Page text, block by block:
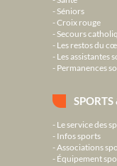
Séniors
Croix rouge
Secours
Les restos du
Les assistantes
Permanences
Le service des
Infos sports
Associations
Équipement